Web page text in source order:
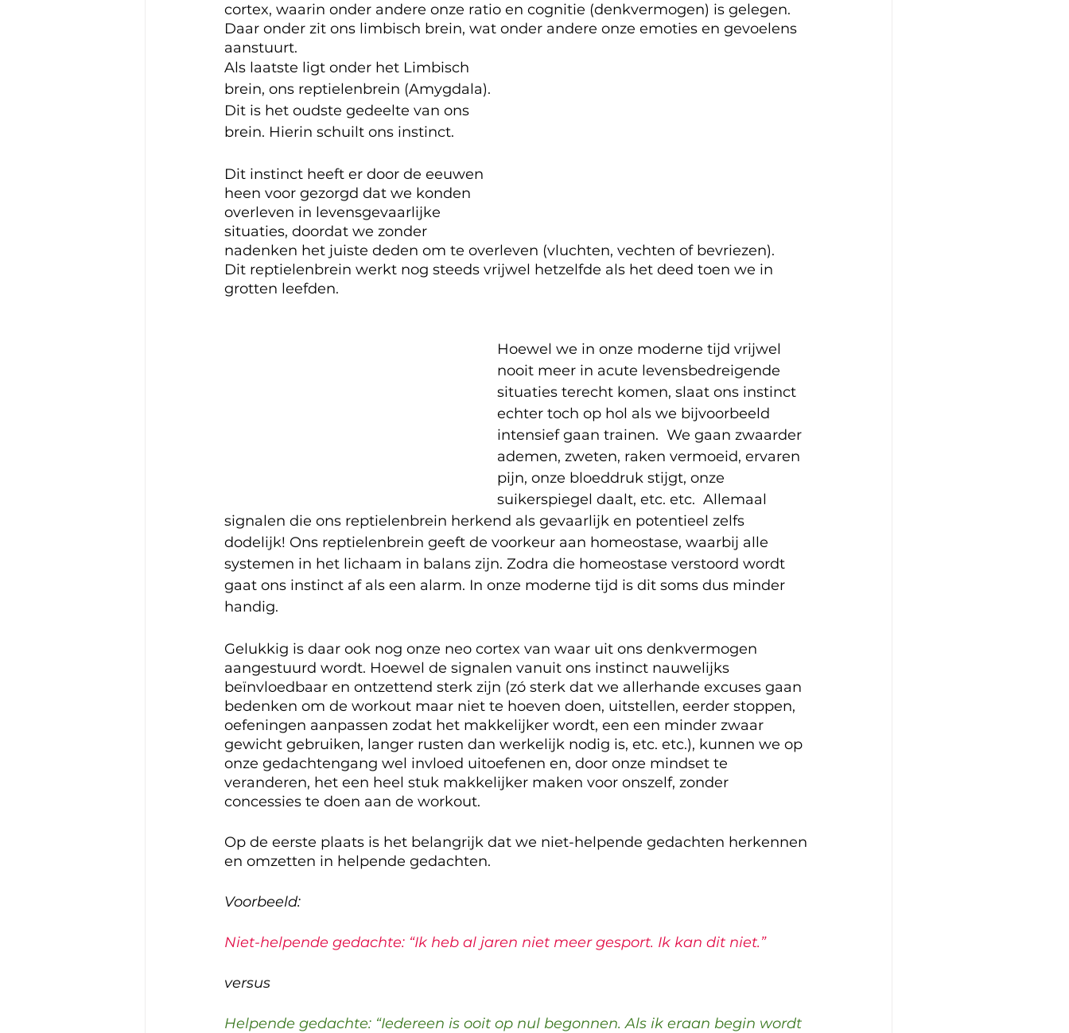
cortex, waarin onder andere onze ratio en cognitie (denkvermogen) is gelegen.
Daar onder zit ons limbisch brein, wat onder andere onze emoties en gevoelens
aanstuurt.
Als laatste ligt onder het Limbisch
brein, ons reptielenbrein (Amygdala).
Dit is het oudste gedeelte van ons
brein. Hierin schuilt ons instinct.
Dit instinct heeft er door de eeuwen
heen voor gezorgd dat we konden
overleven in levensgevaarlijke
situaties, doordat we zonder
nadenken het juiste deden om te overleven (vluchten, vechten of bevriezen).
Dit reptielenbrein werkt nog steeds vrijwel hetzelfde als het deed toen we in
grotten leefden.
Hoewel we in onze moderne tijd vrijwel
nooit meer in acute levensbedreigende
situaties terecht komen, slaat ons instinct
echter toch op hol als we bijvoorbeeld
intensief gaan trainen.  We gaan zwaarder
ademen, zweten, raken vermoeid, ervaren
pijn, onze bloeddruk stijgt, onze
suikerspiegel daalt, etc. etc.  Allemaal
signalen die ons reptielenbrein herkend als gevaarlijk en potentieel zelfs
dodelijk! Ons reptielenbrein geeft de voorkeur aan homeostase, waarbij alle
systemen in het lichaam in balans zijn. Zodra die homeostase verstoord wordt
gaat ons instinct af als een alarm. In onze moderne tijd is dit soms dus minder
handig.
Gelukkig is daar ook nog onze neo cortex van waar uit ons denkvermogen
aangestuurd wordt. Hoewel de signalen vanuit ons instinct nauwelijks
beïnvloedbaar en ontzettend sterk zijn (zó sterk dat we allerhande excuses gaan
bedenken om de workout maar niet te hoeven doen, uitstellen, eerder stoppen,
oefeningen aanpassen zodat het makkelijker wordt, een een minder zwaar
gewicht gebruiken, langer rusten dan werkelijk nodig is, etc. etc.), kunnen we op
onze gedachtengang wel invloed uitoefenen en, door onze mindset te
veranderen, het een heel stuk makkelijker maken voor onszelf, zonder
concessies te doen aan de workout.
Op de eerste plaats is het belangrijk dat we niet-helpende gedachten herkennen
en omzetten in helpende gedachten.
Voorbeeld:
Niet-helpende gedachte: “Ik heb al jaren niet meer gesport. Ik kan dit niet.”
versus
Helpende gedachte: “Iedereen is ooit op nul begonnen. Als ik eraan begin wordt